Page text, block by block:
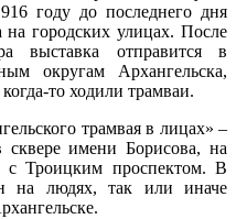
году до последнего дня
на городских улицах. После
выставка отправится в
округам Архангельска,
ходили трамваи.
трамвая в лицах» –
имени Борисова, на
с Троицким проспектом. В
на людях, так или иначе